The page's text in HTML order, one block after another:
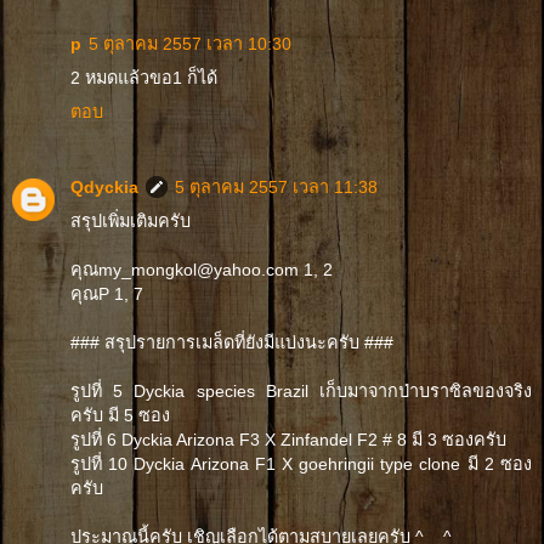
p 5 ตุลาคม 2557 เวลา 10:30
2 หมดแล้วขอ1 ก็ได้
ตอบ
Qdyckia
5 ตุลาคม 2557 เวลา 11:38
สรุปเพิ่มเติมครับ
คุณmy_mongkol@yahoo.com 1, 2
คุณP 1, 7
### สรุปรายการเมล็ดที่ยังมีแบ่งนะครับ ###
รูปที่ 5 Dyckia species Brazil เก็บมาจากป่าบราซิลของจริง
ครับ มี 5 ซอง
รูปที่ 6 Dyckia Arizona F3 X Zinfandel F2 # 8 มี 3 ซองครับ
รูปที่ 10 Dyckia Arizona F1 X goehringii type clone มี 2 ซอง
ครับ
ประมาณนี้ครับ เชิญเลือกได้ตามสบายเลยครับ ^__^